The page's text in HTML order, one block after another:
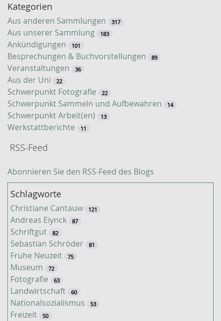
S
u
c
h
e
Kategorien
Aus anderen Sammlungen 317
Aus unserer Sammlung 183
Ankündigungen 101
Besprechungen & Buchvorstellungen 89
Veranstaltungen 36
Aus der Uni 22
Schwerpunkt Fotografie 22
Schwerpunkt Sammeln und Aufbewahren 14
Schwerpunkt Arbeit(en) 13
Werkstattberichte 11
RSS-Feed
Abonnieren Sie den RSS-Feed des Blogs
Schlagworte
Christiane Cantauw 121
Andreas Eiynck 87
Schriftgut 82
Sebastian Schröder 81
Frühe Neuzeit 75
Museum 72
Fotografie 63
Landwirtschaft 60
Nationalsozialismus 53
Freizeit 50